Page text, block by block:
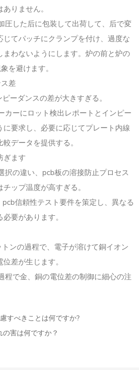
りません。
圧した后に包装して出荷して、后で変
じてパッチにクランプを付け、過度な
わないようにします。炉の前と炉の
を避けます。
差
ーダンスの差が大きすぎる。
カーにロット検出レポートとインピー
に要求し、必要に応じてプレート内線
データを提供する。
ぎます
択の違い、pcb板の溶接防止プロセス
ップ温度が高すぎる。
信頼性テスト要件を策定し、異なる
要があります。
ンの過程で、電子が溶けて銅イオン
差が生じます。
程で金、銅の電位差の制御に細心の注
すべきことは何ですか?
の害は何ですか？